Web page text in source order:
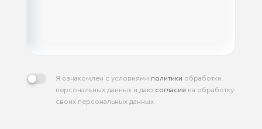
Я ознакомлен с условиями политики обработки
персональных данных и даю согласие на обработку
своих персональных данных